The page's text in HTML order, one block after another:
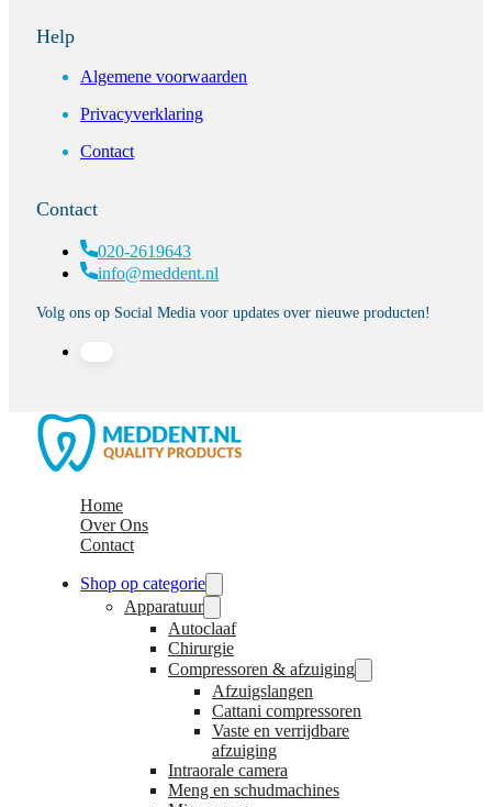
Help
Algemene voorwaarden
Privacyverklaring
Contact
Contact
020-2619643
info@meddent.nl
Volg ons op Social Media voor updates over nieuwe producten!
Home
Over Ons
Contact
Shop op categorie
Apparatuur
Autoclaaf
Chirurgie
Compressoren & afzuiging
Afzuigslangen
Cattani compressoren
Vaste en verrijdbare
afzuiging
Intraorale camera
Meng en schudmachines